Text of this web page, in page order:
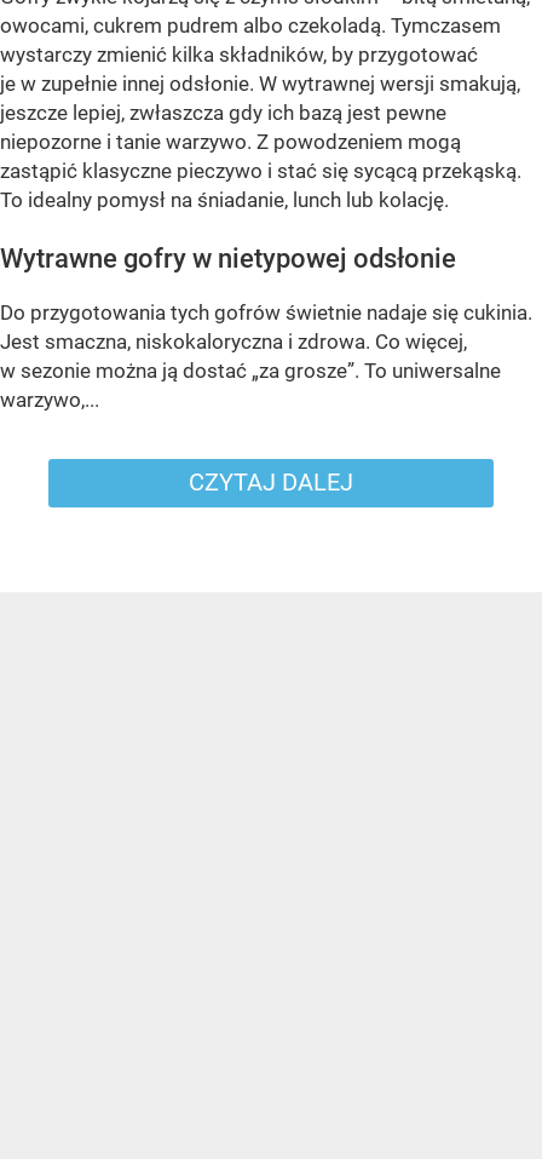
owocami, cukrem pudrem albo czekoladą. Tymczasem
wystarczy zmienić kilka składników, by przygotować
je w zupełnie innej odsłonie. W wytrawnej wersji smakują,
jeszcze lepiej, zwłaszcza gdy ich bazą jest pewne
niepozorne i tanie warzywo. Z powodzeniem mogą
zastąpić klasyczne pieczywo i stać się sycącą przekąską.
To idealny pomysł na śniadanie, lunch lub kolację.
Wytrawne gofry w nietypowej odsłonie
Do przygotowania tych gofrów świetnie nadaje się cukinia.
Jest smaczna, niskokaloryczna i zdrowa. Co więcej,
w sezonie można ją dostać „za grosze”. To uniwersalne
warzywo,...
CZYTAJ DALEJ